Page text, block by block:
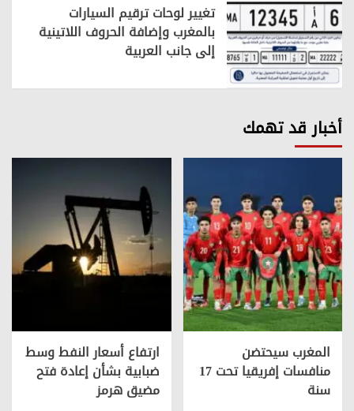
تغيير لوحات ترقيم السيارات
بالمغرب وإضافة الحروف اللاتينية
إلى جانب العربية
أخبار قد تهمك
المغرب سيحتضن
منافسات إفريقيا تحت 17
سنة
ارتفاع أسعار النفط وسط
ضبابية بشأن إعادة فتح
مضيق هرمز